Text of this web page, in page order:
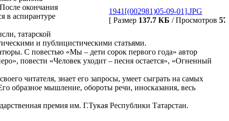
1941[(002981)05-09-01].JPG
[ Размер 137.7 КБ / Просмотров
окончания
в аспирантуре
татарской
и публицистическими статьями.
С повестью «Мы – дети сорок первого года» автор
повести «Человек уходит – песня остается», «Огненный
читателя, знает его запросы, умеет сыграть на самых
образное мышление, обороты речи, иносказания, весь
премия им. Г.Тукая Республики Татарстан.